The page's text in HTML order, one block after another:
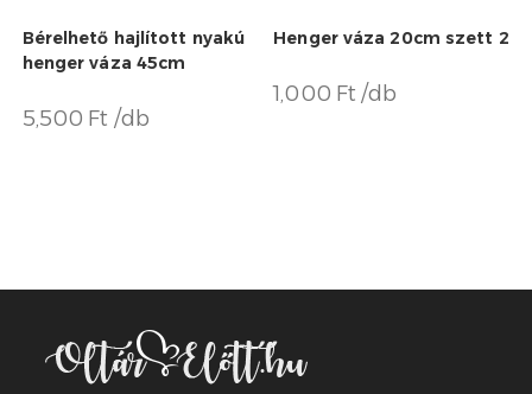
Bérelhető hajlított nyakú
henger váza 45cm
5,500 Ft /db
Henger váza 20cm szett 2
1,000 Ft /db